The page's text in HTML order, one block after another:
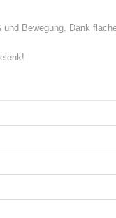
Bewegung. Dank